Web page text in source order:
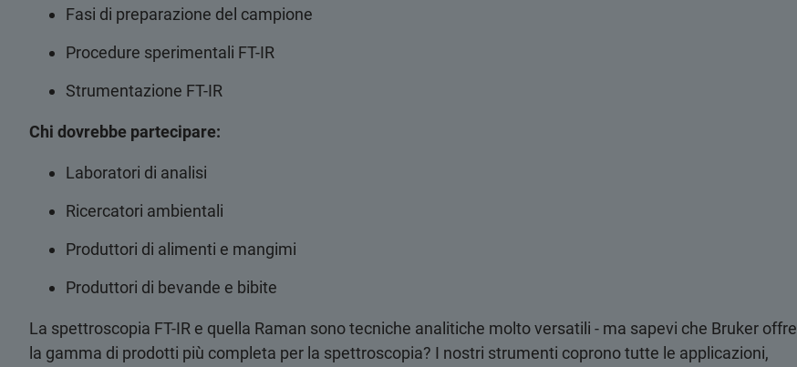
Fasi di preparazione del campione
Procedure sperimentali FT-IR
Strumentazione FT-IR
Chi dovrebbe partecipare:
Laboratori di analisi
Ricercatori ambientali
Produttori di alimenti e mangimi
Produttori di bevande e bibite
La spettroscopia FT-IR e quella Raman sono tecniche analitiche molto versatili - ma sapevi che Bruker offre
la gamma di prodotti più completa per la spettroscopia? I nostri strumenti coprono tutte le applicazioni,